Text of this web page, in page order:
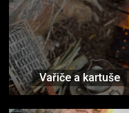
Vařiče a kartuše